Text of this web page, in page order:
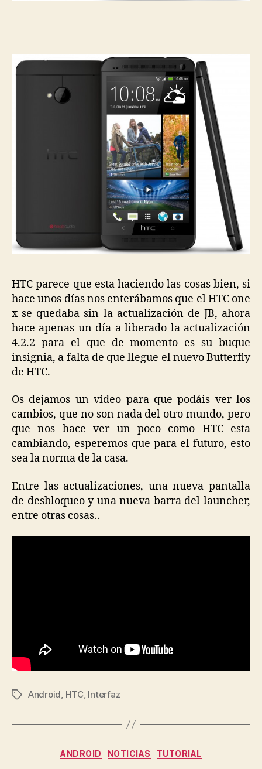
HTC parece que esta haciendo las cosas bien, si
hace unos días nos enterábamos que el HTC one
x se quedaba sin la actualización de JB, ahora
hace apenas un día a liberado la actualización
4.2.2 para el que de momento es su buque
insignia, a falta de que llegue el nuevo Butterfly
de HTC.
Os dejamos un vídeo para que podáis ver los
cambios, que no son nada del otro mundo, pero
que nos hace ver un poco como HTC esta
cambiando, esperemos que para el futuro, esto
sea la norma de la casa.
Entre las actualizaciones, una nueva pantalla
de desbloqueo y una nueva barra del launcher,
entre otras cosas..
Etiquetas
Android, HTC, Interfaz
Categorías
ANDROID NOTICIAS TUTORIAL